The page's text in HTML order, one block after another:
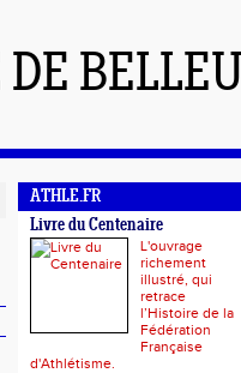
BELLEU
ATHLE.FR
Livre du Centenaire
L'ouvrage
richement
illustré, qui
retrace
l’Histoire de la
Fédération
Française
d'Athlétisme.